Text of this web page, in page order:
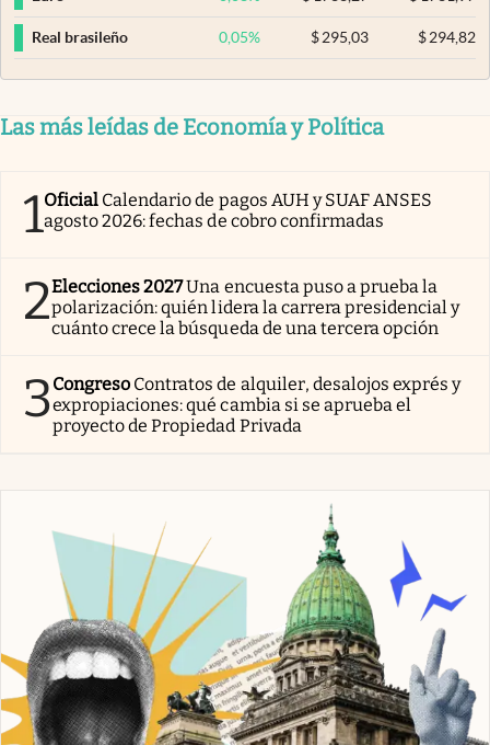
Real brasileño 0,05% $ 295,03 $294,82
Las más leídas de Economía y Política
1Oficial Calendario de pagos AUH y SUAF ANSES
agosto 2026: fechas de cobro confirmadas
2Elecciones 2027Una encuesta puso a prueba la
polarización: quién lidera la carrera presidencial y
cuánto crece la búsqueda de una tercera opción
3Congreso Contratos de alquiler, desalojos exprés y
expropiaciones: qué cambia si se aprueba el
proyecto de Propiedad Privada